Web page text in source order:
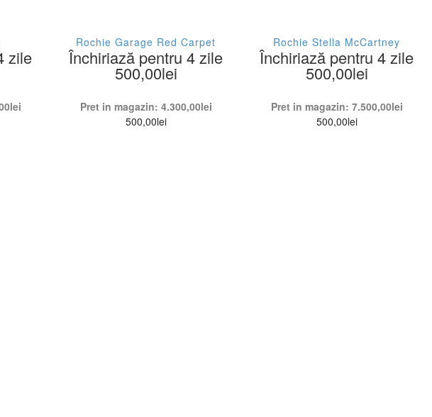
zile
lei
Rochie Garage Red Carpet
Închiriază pentru 4 zile
500,00lei
Pret in magazin: 4.300,00lei
500,00lei
Rochie Stella McCartney
Închiriază pentru 4 zile
500,00lei
Pret in magazin: 7.500,00lei
500,00lei